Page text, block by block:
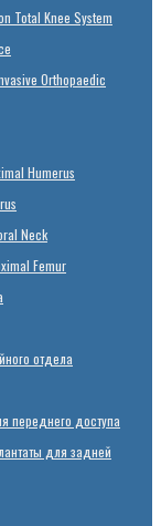
Total Knee System
Orthopaedic
Humerus
Neck
Femur
отдела
переднего доступа
для задней